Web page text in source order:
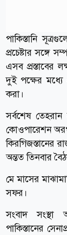
পাকিস্তানি
প্রচেষ্টার সঙ্গে
এসব প্রস্তাবের
দুই পক্ষের মধ্যে
করা।
সর্বশেষ
কোওপারেশন
কিরগিজস্তানের
অন্তত তিনবার
মে মাসের
সফর।
সংবাদ সংস্থা
পাকিস্তানের